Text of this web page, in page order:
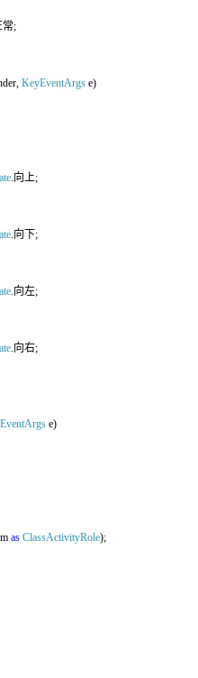
常;
KeyEventArgs e)
.向上;
.向下;
.向左;
.向右;
EventArgs e)
as ClassActivityRole);